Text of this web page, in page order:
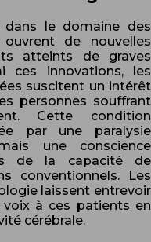
dans le domaine des
ouvrent de nouvelles
atteints de graves
ces innovations, les
suscitent un intérêt
personnes souffrant
Cette condition
par une paralysie
une conscience
de la capacité de
conventionnels. Les
laissent entrevoir
à ces patients en
cérébrale.